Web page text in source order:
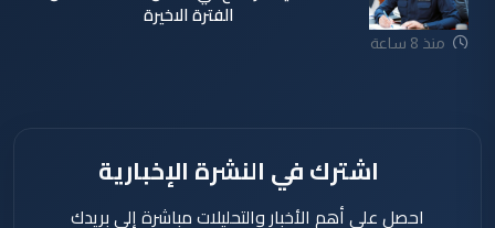
منذ 8 ساعة
الفترة الاخيرة
اشترك في النشرة الإخبارية
احصل على أهم الأخبار والتحليلات مباشرة إلى بريدك